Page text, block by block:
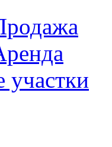
участки